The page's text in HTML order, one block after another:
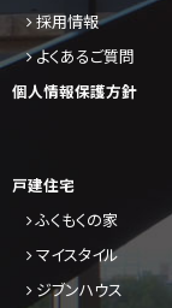
採用情報
よくあるご質問
個人情報保護方針
戸建住宅
ふくもくの家
マイスタイル
ジブンハウス